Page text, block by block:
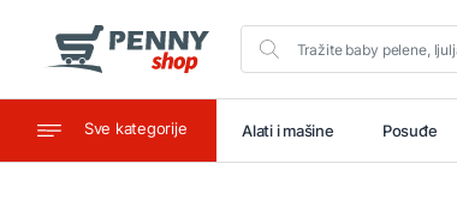
Sve kategorije
Ugostiteljstvo Alati i mašine Posuđe